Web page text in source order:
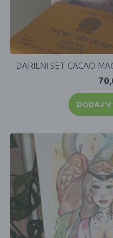
DARILNI SET CACAO
DODAJ V